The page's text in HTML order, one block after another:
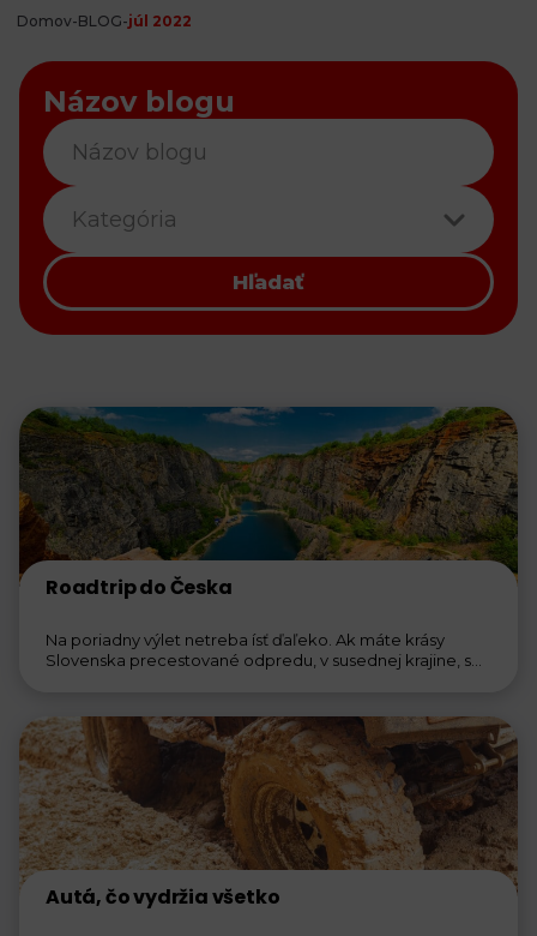
Domov-BLOG-júl 2022
Názov blogu
Kategória
Hľadať
Roadtrip do Česka
Na poriadny výlet netreba ísť ďaľeko. Ak máte krásy
Slovenska precestované odpredu, v susednej krajine, s...
Autá, čo vydržia všetko